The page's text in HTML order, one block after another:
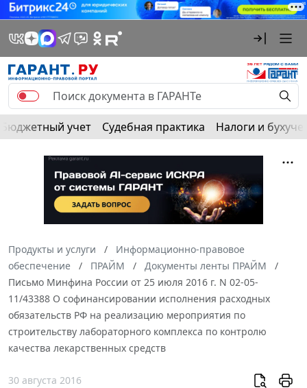
Бюджетный учет Судебная практика Налоги и
Продукты и услуги
Информационно-правовое
обеспечение
ПРАЙМ
Документы ленты ПРАЙМ
Письмо Минфина России от 25 июля 2016 г. N 02-05-
11/43388 О софинансировании исполнения расходных
обязательств РФ на реализацию мероприятия по
строительству лабораторного комплекса по контролю
качества лекарственных средств
30 августа 2016